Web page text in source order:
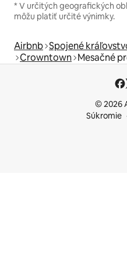
* V určitých geografických
môžu platiť určité výnimky.
Airbnb Spojené
Crowntown Mesačné
© 2026
Súkromie